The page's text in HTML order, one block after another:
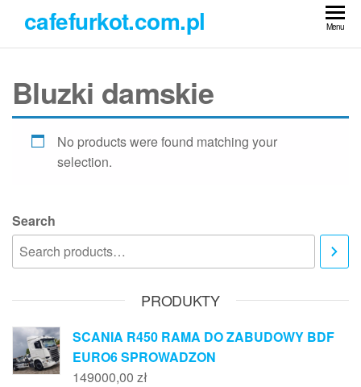
treści
cafefurkot.com.pl Menu
Bluzki damskie
No products were found matching your
selection.
Search
PRODUKTY
SCANIA R450 RAMA DO ZABUDOWY BDF
EURO6 SPROWADZON
149000,00 zł